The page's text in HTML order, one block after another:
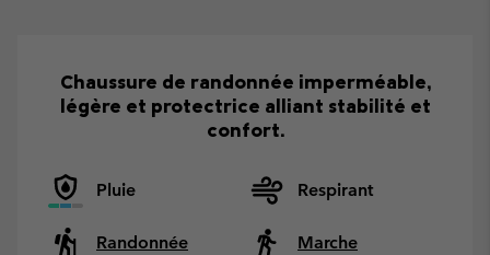
Chaussure de randonnée imperméable,
légère et protectrice alliant stabilité et
confort.
Pluie Respirant
Randonnée Marche